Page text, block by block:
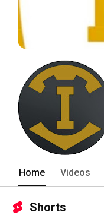
Home Videos
Shorts